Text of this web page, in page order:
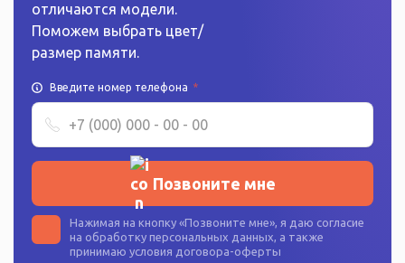
отличаются модели.
Поможем выбрать цвет/
размер памяти.
Введите номер телефона *
Позвоните мне
Нажимая на кнопку «Позвоните мне», я даю согласие
на обработку персональных данных, а также
принимаю условия договора-оферты